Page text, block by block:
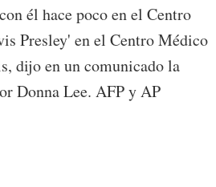
él hace poco en el Centro
Presley' en el Centro Médico
dijo en un comunicado la
Donna Lee. AFP y AP